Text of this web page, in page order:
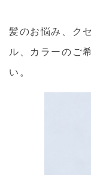
髪のお悩み、ク
ル、カラーのご
い。